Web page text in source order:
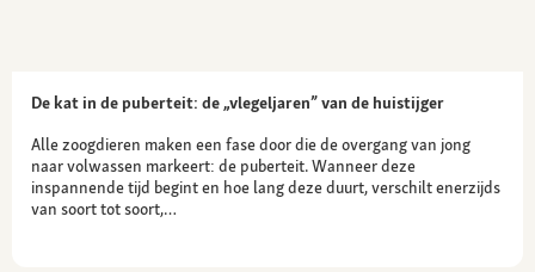
De kat in de puberteit: de „vlegeljaren” van de huistijger
Alle zoogdieren maken een fase door die de overgang van jong
naar volwassen markeert: de puberteit. Wanneer deze
inspannende tijd begint en hoe lang deze duurt, verschilt enerzijds
van soort tot soort,…